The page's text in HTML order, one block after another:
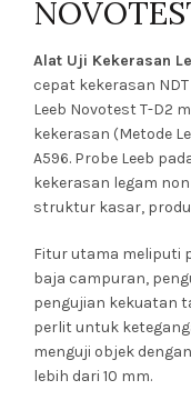
Alat Uji Kekerasan
cepat kekerasan
Leeb Novotest T-D2
kekerasan (Metode
A596. Probe Leeb
kekerasan legam
struktur kasar,
Fitur utama meliputi
baja campuran,
pengujian kekuatan
perlit untuk
menguji objek
lebih dari 10 mm.